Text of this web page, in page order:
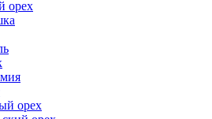
орех
орех